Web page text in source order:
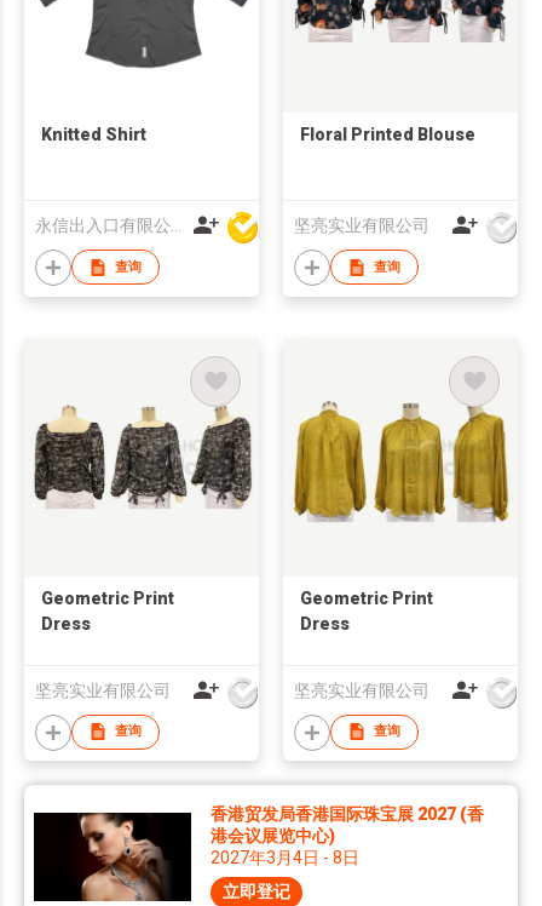
Knitted Shirt
永信出入口有限公司
查询
Floral Printed Blouse
坚亮实业有限公司
查询
Geometric Print
Dress
坚亮实业有限公司
查询
Geometric Print
Dress
坚亮实业有限公司
查询
香港贸发局香港国际珠宝展 2027 (香
港会议展览中心)
2027年3月4日 - 8日
立即登记